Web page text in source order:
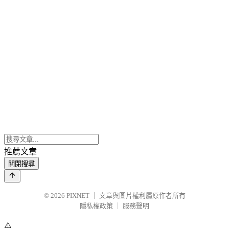
推薦文章
關閉搜尋
© 2026 PIXNET
文章與圖片權利屬原作者所有
隱私權政策
服務聲明
⚠️